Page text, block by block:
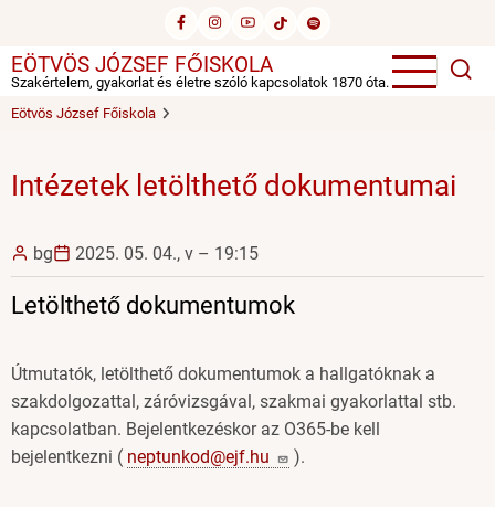
tartalomra
EÖTVÖS JÓZSEF FŐISKOLA
Szakértelem, gyakorlat és életre szóló kapcsolatok 1870 óta.
Eötvös József Főiskola
Intézetek letölthető dokumentumai
bg 2025. 05. 04., v – 19:15
Letölthető dokumentumok
Útmutatók, letölthető dokumentumok a hallgatóknak a
szakdolgozattal, záróvizsgával, szakmai gyakorlattal stb.
kapcsolatban. Bejelentkezéskor az O365-be kell
bejelentkezni ( neptunkod@ejf.hu ).